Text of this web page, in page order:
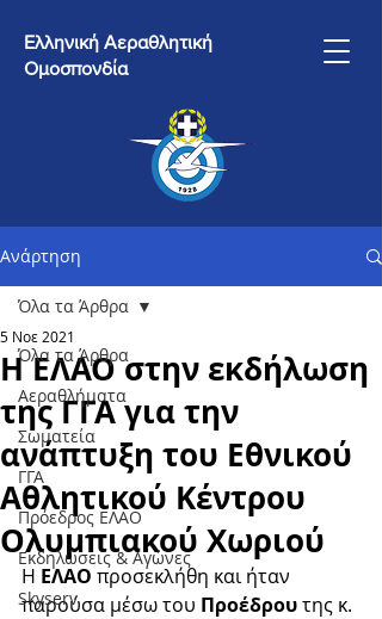
Ελληνική Αεραθλητική
Ομοσπονδία
Ανάρτηση
Όλα τα Άρθρα
Αεραθλήματα
Σωματεία
ΓΓΑ
Πρόεδρος ΕΛΑΟ
Εκδηλώσεις & Aγώνες
Skyserv
Όλα τα Άρθρα
Η ΕΛΑΟ στην εκδήλωση
της ΓΓΑ για την
ανάπτυξη του Εθνικού
Αθλητικού Κέντρου
Ολυμπιακού Χωριού
5 Νοε 2021
Η ΕΛΑΟ προσεκλήθη και ήταν
παρούσα μέσω του Προέδρου της κ.